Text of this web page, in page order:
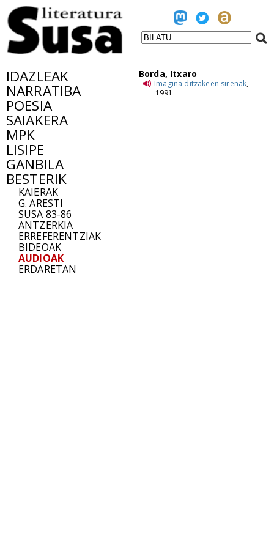
IDAZLEAK
NARRATIBA
POESIA
SAIAKERA
MPK
LISIPE
GANBILA
BESTERIK
KAIERAK
G. ARESTI
SUSA 83-86
ANTZERKIA
ERREFERENTZIAK
BIDEOAK
AUDIOAK
ERDARETAN
Borda, Itxaro
Imagina ditzakeen sirenak,
1991